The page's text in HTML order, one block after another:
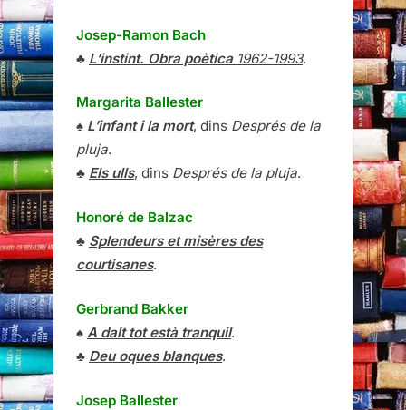
Josep-Ramon Bach
♣ L’instint. Obra poètica1962-1993.
Margarita Ballester
♠ L’infant i la mort, dins Després de la
pluja.
♣ Els ulls, dins Després de la pluja.
Honoré de Balzac
♣ Splendeurs et misères des
courtisanes.
Gerbrand Bakker
♠ A dalt tot està tranquil.
♣ Deu oques blanques.
Josep Ballester